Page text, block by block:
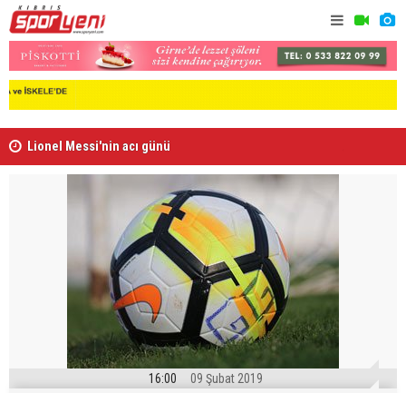
Lionel Messi'nin acı günü
16:00 09 Şubat 2019